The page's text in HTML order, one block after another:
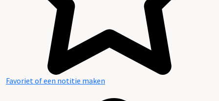
Favoriet of een notitie maken